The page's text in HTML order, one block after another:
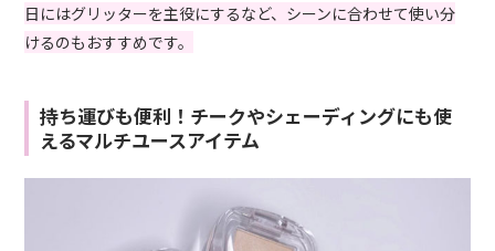
日にはグリッターを主役にするなど、シーンに合わせて使い分
けるのもおすすめです。
持ち運びも便利！チークやシェーディングにも使
えるマルチユースアイテム